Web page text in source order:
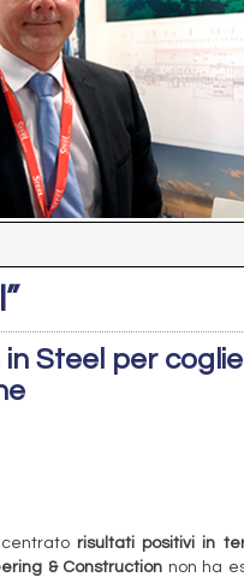
Steel per
risultati positivi in
& Construction non ha